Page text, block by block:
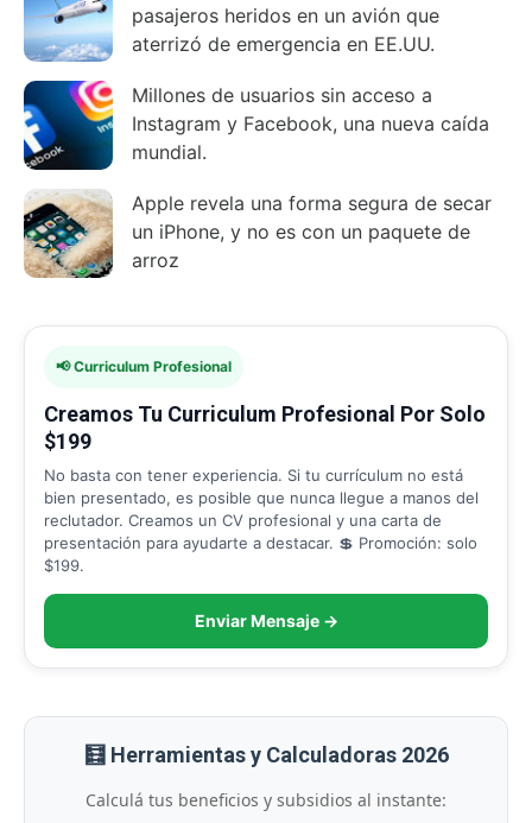
pasajeros heridos en un avión que
aterrizó de emergencia en EE.UU.
Millones de usuarios sin acceso a
Instagram y Facebook, una nueva caída
mundial.
Apple revela una forma segura de secar
un iPhone, y no es con un paquete de
arroz
📢 Curriculum Profesional
Creamos Tu Curriculum Profesional Por Solo
$199
No basta con tener experiencia. Si tu currículum no está
bien presentado, es posible que nunca llegue a manos del
reclutador. Creamos un CV profesional y una carta de
presentación para ayudarte a destacar. 💲 Promoción: solo
$199.
Enviar Mensaje →
🧮 Herramientas y Calculadoras 2026
Calculá tus beneficios y subsidios al instante: